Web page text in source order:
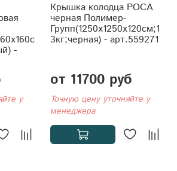
-
у
Крышка колодца РОСА
черная Полимер-
Групп(1250x1250x120см;1
3кг;черная) - арт.559271
от 11700 руб
Точную цену уточняйте у
менеджера